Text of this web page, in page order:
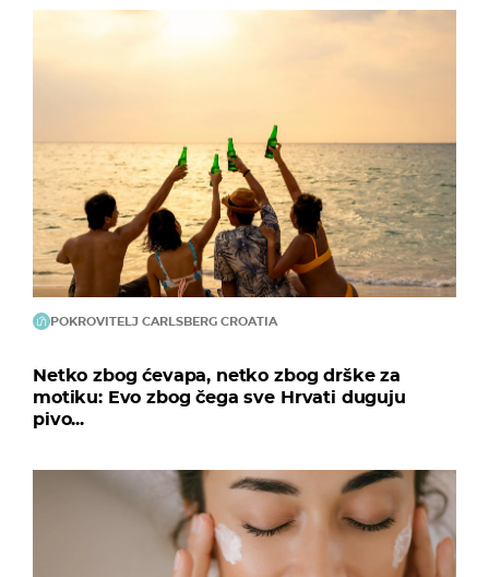
POKROVITELJ CARLSBERG CROATIA
Netko zbog ćevapa, netko zbog drške za
motiku: Evo zbog čega sve Hrvati duguju
pivo...